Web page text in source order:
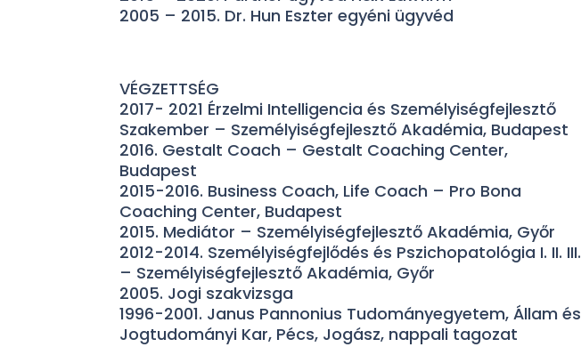
2005 – 2015. Dr. Hun Eszter egyéni ügyvéd
VÉGZETTSÉG
2017- 2021 Érzelmi Intelligencia és Személyiségfejlesztő
Szakember – Személyiségfejlesztő Akadémia, Budapest
2016. Gestalt Coach – Gestalt Coaching Center,
Budapest
2015-2016. Business Coach, Life Coach – Pro Bona
Coaching Center, Budapest
2015. Mediátor – Személyiségfejlesztő Akadémia, Győr
2012-2014. Személyiségfejlődés és Pszichopatológia I. II. III.
– Személyiségfejlesztő Akadémia, Győr
2005. Jogi szakvizsga
1996-2001. Janus Pannonius Tudományegyetem, Állam és
Jogtudományi Kar, Pécs, Jogász, nappali tagozat